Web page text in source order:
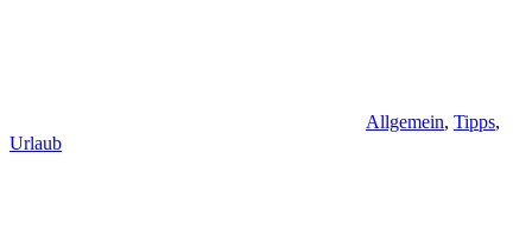
Allgemein, Tipps,
Urlaub